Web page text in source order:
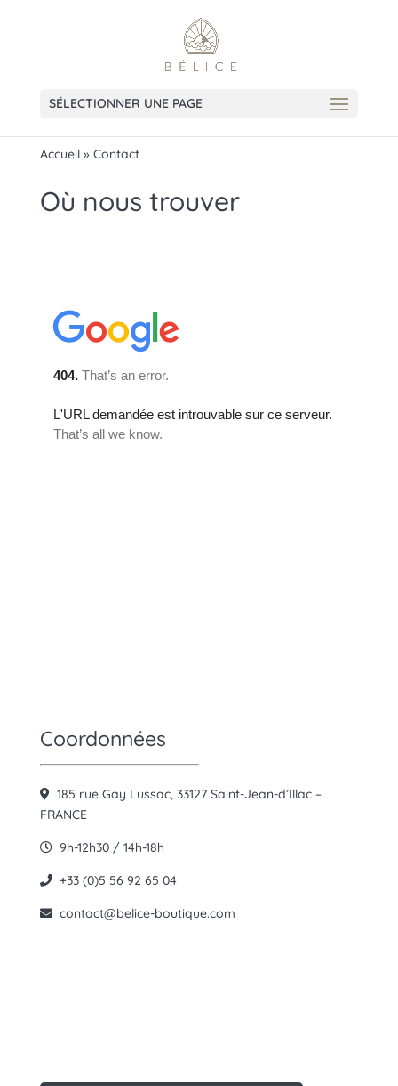
SÉLECTIONNER UNE PAGE
Accueil» Contact
Où nous trouver
Coordonnées
185 rue Gay Lussac, 33127 Saint-Jean-d’Illac –
FRANCE
9h-12h30 / 14h-18h
+33 (0)5 56 92 65 04
contact@belice-boutique.com